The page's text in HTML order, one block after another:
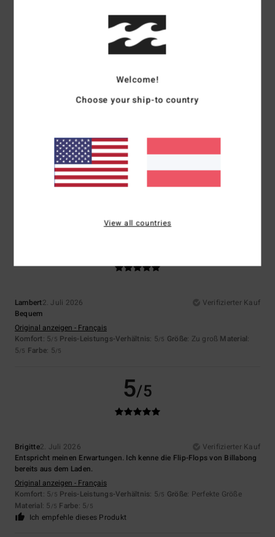
Preis-Leistungs-Verhältnis : 5/5
Ich empfehle dieses Produkt
5/5
6. Juli 2026
Sie sind bequem
Original anzeigen - Castellano
/5 Preis-Leistungs-Verhältnis
Lambert2. Juli 2026
Verifizierter Kauf
Bequem
Original anzeigen - Français
Komfort: 5/5 Preis-Leistungs-Verhältnis: 5/5 Größe: Zu groß Material:
5/5 Farbe: 5/5
5/5
Brigitte2. Juli 2026
Verifizierter Kauf
Entspricht meinen Erwartungen. Ich kenne die Flip-Flops von Billabong
bereits aus dem Laden.
Original anzeigen - Français
Komfort: 5/5 Preis-Leistungs-Verhältnis: 5/5 Größe: Perfekte Größe
Material: 5 /5 Farbe: 5/5
Ich empfehle dieses Produkt
Welcome!
Choose your ship-to country
View all countries